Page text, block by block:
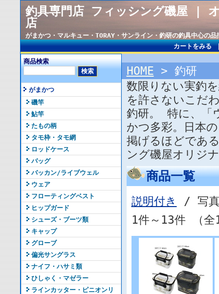
釣具専門店 フィッシング磯屋 |
店
がまかつ・マルキュー・TORAY・サンライン・釣研の釣具中心の
カートをみる
商品検索
がまかつ
磯竿
鮎竿
たもの柄
タモ枠・タモ網
ロッドケース
バッグ
バッカン/ライブウェル
ウェア
フローティングベスト
ヒップガード
シューズ・ブーツ類
キャップ
グローブ
偏光サングラス
ナイフ・ハサミ類
ひしゃく・マゼラー
ラインカッター・ピニオンリ
HOME > 釣研
数限りない実釣
を許さないこだ
釣研。 特に、「
かつ多彩。日本
掲げるほどであ
ング磯屋オリジ
商品一覧
説明付き
/ 写
1件～13件 （全